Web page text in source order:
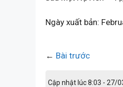
Ngày xuất bản:
← Bài trước
Cập nhật lúc 8:03 - 27/